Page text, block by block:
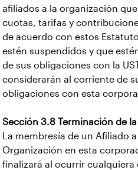
afiliados a la organización
cuotas, tarifas y
de acuerdo con estos
estén suspendidos y que
de sus obligaciones con la
considerarán al corriente de
obligaciones con esta
Sección 3.8 Terminación de
La membresía de un Afiliado a
Organización en esta
finalizará al ocurrir cualquiera